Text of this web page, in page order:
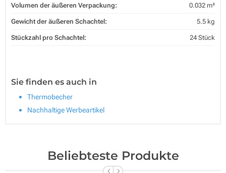
Volumen der äußeren Verpackung: 0.032 m³
Gewicht der äußeren Schachtel: 5.5 kg
Stückzahl pro Schachtel: 24 Stück
Sie finden es auch in
Thermobecher
Nachhaltige Werbeartikel
Beliebteste Produkte